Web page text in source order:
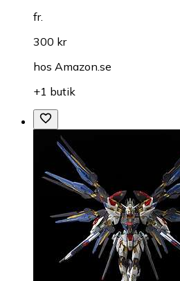
fr.
300 kr
hos Amazon.se
+1 butik